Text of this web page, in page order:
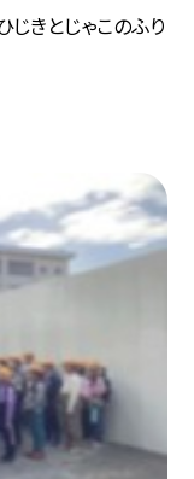
じきとじゃこのふり